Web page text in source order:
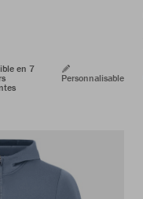
en 7
Personnalisable